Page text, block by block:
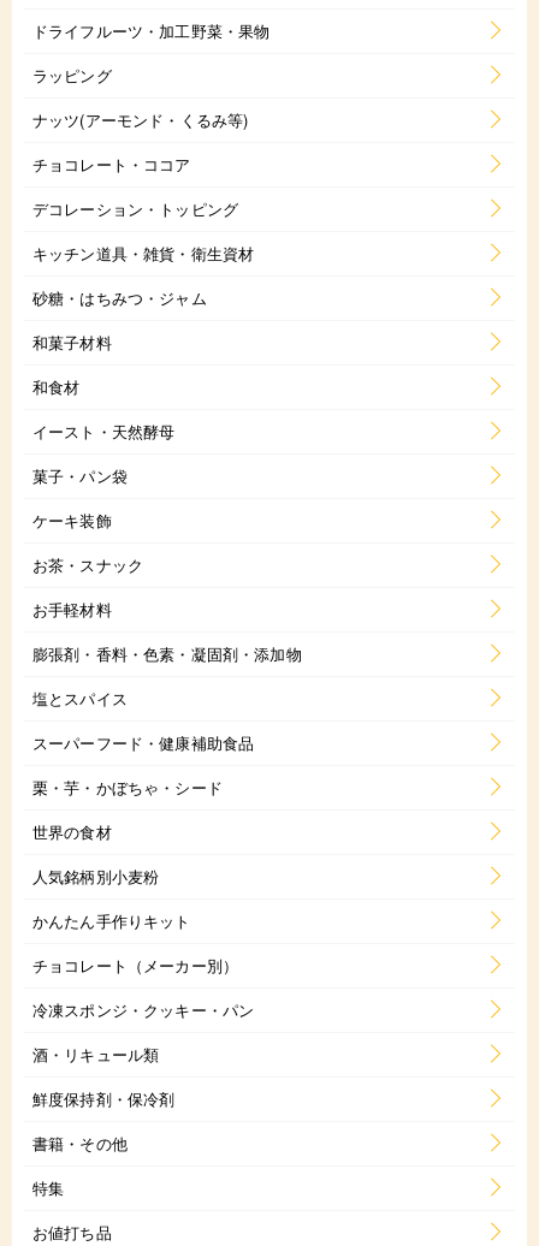
ドライフルーツ・加工野菜・果物
ラッピング
ナッツ(アーモンド・くるみ等)
チョコレート・ココア
デコレーション・トッピング
キッチン道具・雑貨・衛生資材
砂糖・はちみつ・ジャム
和菓子材料
和食材
イースト・天然酵母
菓子・パン袋
ケーキ装飾
お茶・スナック
お手軽材料
膨張剤・香料・色素・凝固剤・添加物
塩とスパイス
スーパーフード・健康補助食品
栗・芋・かぼちゃ・シード
世界の食材
人気銘柄別小麦粉
かんたん手作りキット
チョコレート（メーカー別）
冷凍スポンジ・クッキー・パン
酒・リキュール類
鮮度保持剤・保冷剤
書籍・その他
特集
お値打ち品